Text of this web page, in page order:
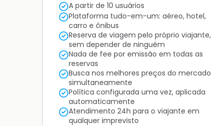
A partir de 10 usuários
Plataforma tudo-em-um: aéreo, hotel,
carro e ônibus
Reserva de viagem pelo próprio viajante,
sem depender de ninguém
Nada de fee por emissão em todas as
reservas
Busca nos melhores preços do mercado
simultaneamente
Política configurada uma vez, aplicada
automaticamente
Atendimento 24h para o viajante em
qualquer imprevisto